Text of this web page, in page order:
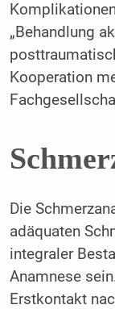
„Behandlung
Kooperation
Die
adäquaten
integraler
Anamnese
Erstkontakt